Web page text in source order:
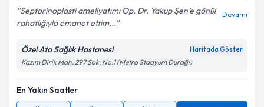
Septorinoplasti ameliyatımı Op. Dr. Yakup Şen’e gönül
rahatlığıyla emanet ettim...
Devamı
Özel Ata Sağlık Hastanesi Haritada Göster
Kazım Dirik Mah. 297 Sok. No:1 (Metro Stadyum Durağı)
En Yakın Saatler